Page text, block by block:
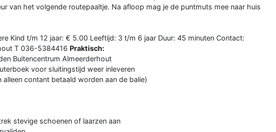
van het volgende routepaaltje. Na afloop mag je de puntmuts mee naar huis
Kind t/m 12 jaar: € 5.00 Leeftijd: 3 t/m 6 jaar Duur: 45 minuten Contact:
T 036-5384416 Praktisch:
Buitencentrum Almeerderhout
voor sluitingstijd weer inleveren
contant betaald worden aan de balie)
stevige schoenen of laarzen aan